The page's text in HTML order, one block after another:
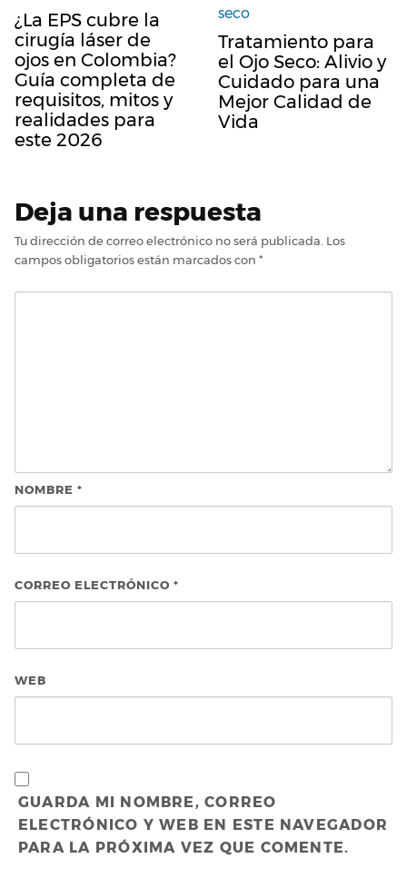
¿La EPS cubre la
cirugía láser de
ojos en Colombia?
Guía completa de
requisitos, mitos y
realidades para
este 2026
Tratamiento para
el Ojo Seco: Alivio y
Cuidado para una
Mejor Calidad de
Vida
Deja una respuesta
Tu dirección de correo electrónico no será publicada. Los
campos obligatorios están marcados con *
NOMBRE *
CORREO ELECTRÓNICO *
WEB
GUARDA MI NOMBRE, CORREO
ELECTRÓNICO Y WEB EN ESTE NAVEGADOR
PARA LA PRÓXIMA VEZ QUE COMENTE.